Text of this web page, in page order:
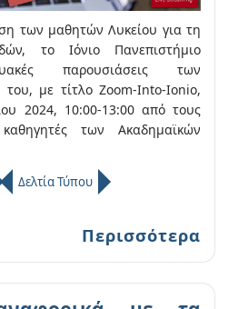
των μαθητών Λυκείου για τη
το Ιόνιο Πανεπιστήμιο
παρουσιάσεις των
με τίτλο Zoom-Into-Ionio,
2024, 10:00-13:00 από τους
των Ακαδημαϊκών
Δελτία Τύπου
Περισσότερα